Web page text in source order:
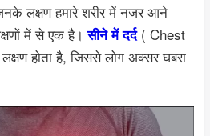
लक्षण हमारे शरीर में नजर आने
में से एक है।सीने में दर्द ( Chest
होता है, जिससे लोग अक्सर घबरा